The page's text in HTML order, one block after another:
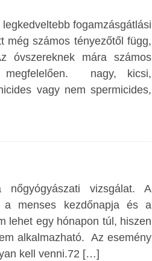
fogamzásgátlási
még számos tényezőtől függ,
mára számos
megfelelően. nagy, kicsi,
vagy nem spermicides,
vizsgálat. A
a menses kezdőnapja és a
lehet egy hónapon túl, hiszen
alkalmazható. Az esemény
kell venni.72 […]